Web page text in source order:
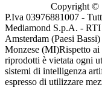
Copyright ©
P.Iva 03976881007 -
Mediamond S.p.A. -
Amsterdam (Paesi
Monzese (MI)Rispetto ai
riprodotti è vietata ogni
sistemi di intelligenza
espresso di utilizzare